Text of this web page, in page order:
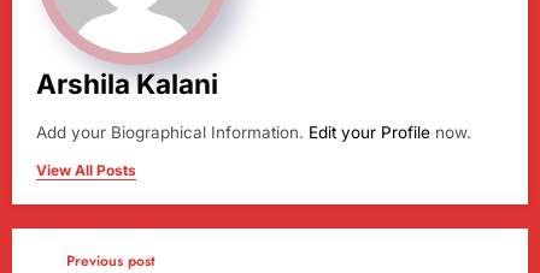
Arshila Kalani
Add your Biographical Information. Edit your Profile now.
View All Posts
Previous post